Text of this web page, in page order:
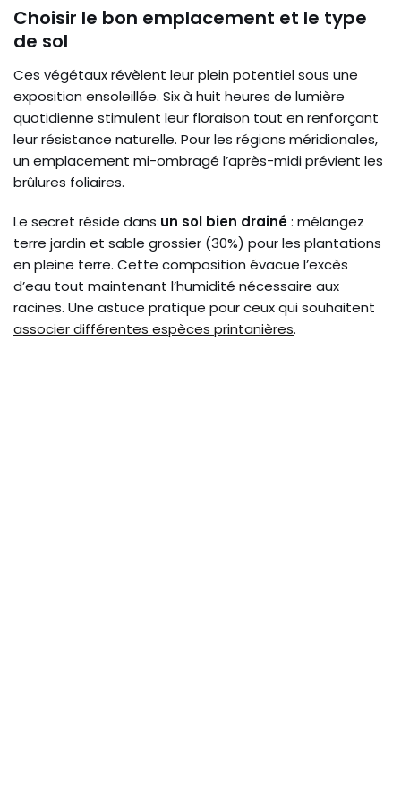
Choisir le bon emplacement et le type
de sol
Ces végétaux révèlent leur plein potentiel sous une
exposition ensoleillée. Six à huit heures de lumière
quotidienne stimulent leur floraison tout en renforçant
leur résistance naturelle. Pour les régions méridionales,
un emplacement mi-ombragé l’après-midi prévient les
brûlures foliaires.
Le secret réside dans un sol bien drainé: mélangez
terre jardin et sable grossier (30%) pour les plantations
en pleine terre. Cette composition évacue l’excès
d’eau tout maintenant l’humidité nécessaire aux
racines. Une astuce pratique pour ceux qui souhaitent
associer différentes espèces printanières.